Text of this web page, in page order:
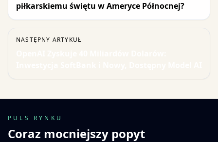
piłkarskiemu świętu w Ameryce Północnej?
NASTĘPNY ARTYKUŁ
PULS RYNKU
Coraz mocniejszy popyt